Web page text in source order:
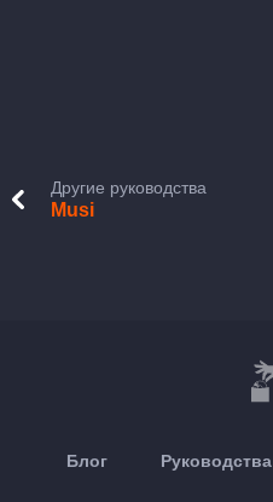
Другие руководства
Musi
Блог Руководства